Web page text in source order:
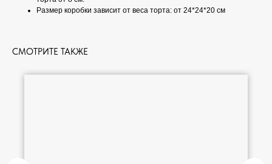
Размер коробки зависит от веса торта: от 24*24*20 см
СМОТРИТЕ ТАКЖЕ